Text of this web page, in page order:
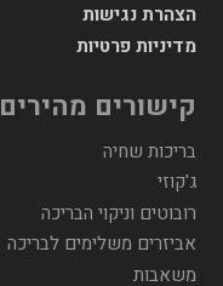
הצהרת נגישות
מדיניות פרטיות
קישורים מהירים
בריכות שחיה
ג'קוזי
רובוטים וניקוי הבריכה
אביזרים משלימים לבריכה
משאבות